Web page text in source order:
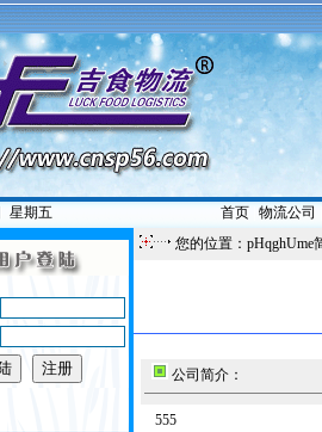
星期五 首页| 物流公司
您的位置：pHqghUme
公司简介：
555